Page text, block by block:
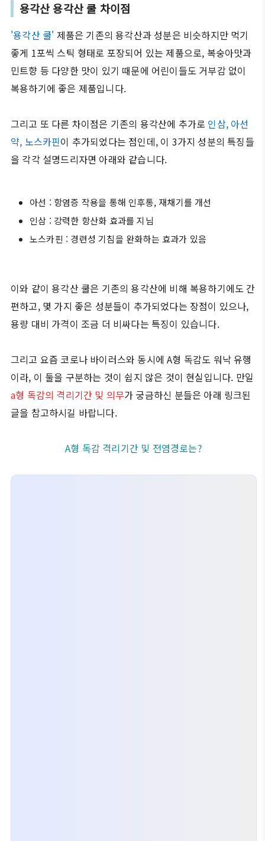
용각산 용각산 쿨 차이점
'용각산 쿨' 제품은 기존의 용각산과 성분은 비슷하지만 먹기
좋게 1포씩 스틱 형태로 포장되어 있는 제품으로, 복숭아맛과
민트향 등 다양한 맛이 있기 때문에 어린이들도 거부감 없이
복용하기에 좋은 제품입니다.
그리고 또 다른 차이점은 기존의 용각산에 추가로 인삼, 아선
약, 노스카핀이 추가되었다는 점인데, 이 3가지 성분의 특징들
을 각각 설명드리자면 아래와 같습니다.
아선 : 항염증 작용을 통해 인후통, 재채기를 개선
인삼 : 강력한 항산화 효과를 지님
노스카핀 : 경련성 기침을 완화하는 효과가 있음
이와 같이 용각산 쿨은 기존의 용각산에 비해 복용하기에도 간
편하고, 몇 가지 좋은 성분들이 추가되었다는 장점이 있으나,
용량 대비 가격이 조금 더 비싸다는 특징이 있습니다.
그리고 요즘 코로나 바이러스와 동시에 A형 독감도 워낙 유행
이라, 이 둘을 구분하는 것이 쉽지 않은 것이 현실입니다. 만일
a형 독감의 격리기간 및 의무가 궁금하신 분들은 아래 링크된
글을 참고하시길 바랍니다.
A형 독감 격리기간 및 전염경로는?